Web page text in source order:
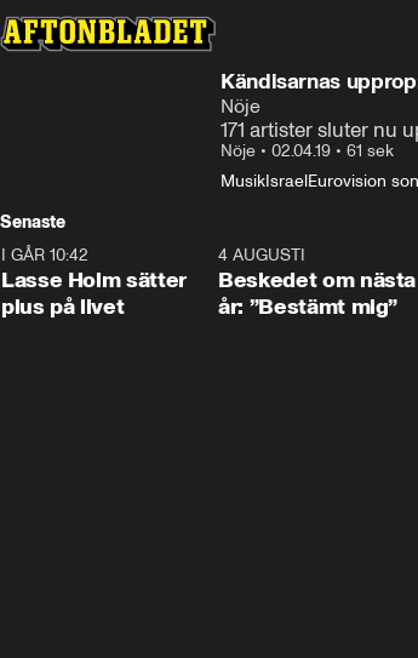
Kändisarnas
Nöje
171 artister sluter nu
Nöje • 02.04.19 • 61 sek
MusikIsraelEurovision
Senaste
1:04
I GÅR 10:42
Lasse Holm sätter
plus på livet
4 AUGUSTI
Beskedet om nästa
år: ”Bestämt mig”